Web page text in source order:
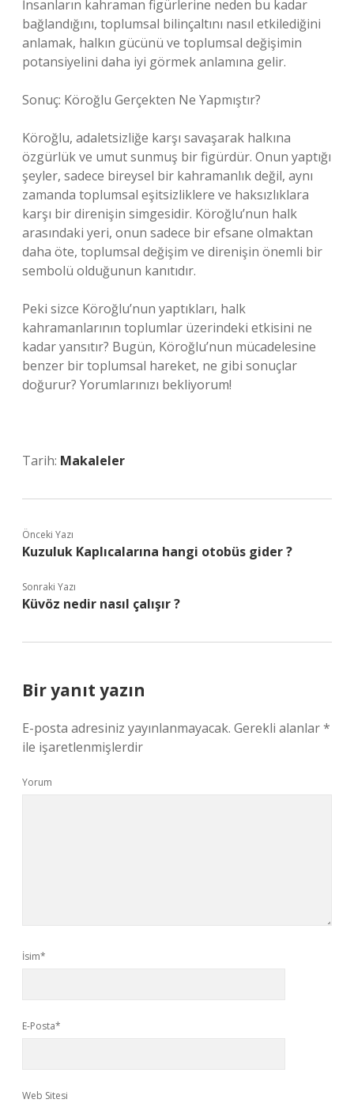
İnsanların kahraman figürlerine neden bu kadar
bağlandığını, toplumsal bilinçaltını nasıl etkilediğini
anlamak, halkın gücünü ve toplumsal değişimin
potansiyelini daha iyi görmek anlamına gelir.
Sonuç: Köroğlu Gerçekten Ne Yapmıştır?
Köroğlu, adaletsizliğe karşı savaşarak halkına
özgürlük ve umut sunmuş bir figürdür. Onun yaptığı
şeyler, sadece bireysel bir kahramanlık değil, aynı
zamanda toplumsal eşitsizliklere ve haksızlıklara
karşı bir direnişin simgesidir. Köroğlu’nun halk
arasındaki yeri, onun sadece bir efsane olmaktan
daha öte, toplumsal değişim ve direnişin önemli bir
sembolü olduğunun kanıtıdır.
Peki sizce Köroğlu’nun yaptıkları, halk
kahramanlarının toplumlar üzerindeki etkisini ne
kadar yansıtır? Bugün, Köroğlu’nun mücadelesine
benzer bir toplumsal hareket, ne gibi sonuçlar
doğurur? Yorumlarınızı bekliyorum!
Tarih: Makaleler
Önceki Yazı
Kuzuluk Kaplıcalarına hangi otobüs gider ?
Sonraki Yazı
Küvöz nedir nasıl çalışır ?
Bir yanıt yazın
E-posta adresiniz yayınlanmayacak. Gerekli alanlar*
ile işaretlenmişlerdir
Yorum
İsim*
E-Posta*
Web Sitesi